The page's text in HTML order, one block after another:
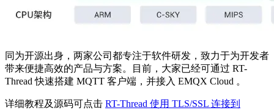
同为开源出身，两家公司都专注于软件研发，致力于为开发者
带来便捷高效的产品与方案。目前，大家已经可通过 RT-
Thread 快速搭建 MQTT 客户端，并接入 EMQX Cloud 。
详细教程及源码可点击 RT-Thread 使用 TLS/SSL 连接到